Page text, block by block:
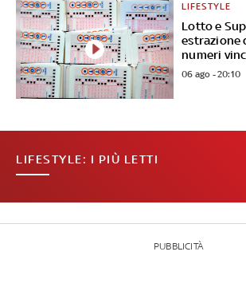
Lotto e
estrazione
numeri
LIFESTYLE
06 ago - 20:10
LIFESTYLE: I PIÙ LETTI
PUBBLICITÀ